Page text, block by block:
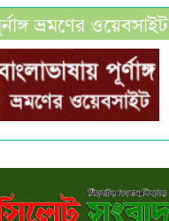
ভ্রমণের ওয়েবসাইট